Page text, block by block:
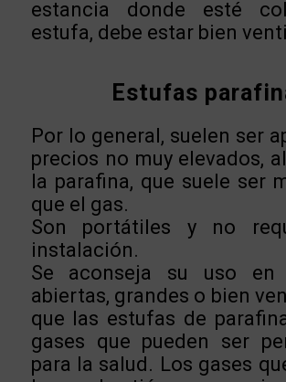
estancia donde esté
estufa, debe estar bien
Estufas
Por lo general, suelen ser
precios no muy elevados,
la parafina, que suele ser
que el gas.
Son portátiles y no
instalación.
Se aconseja su uso en
abiertas, grandes o bien
que las estufas de
gases que pueden ser
para la salud. Los gases